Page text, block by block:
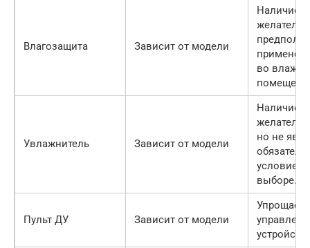
Влагозащита Зависит от модели
Наличие
во
Увлажнитель Зависит от модели
Наличие
но не
условием
выборе.
Пульт ДУ Зависит от модели
Упрощает